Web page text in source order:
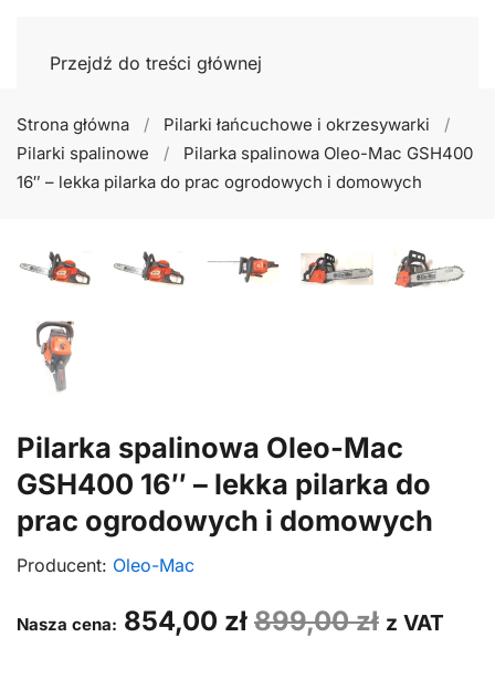
Przejdź do treści głównej
Strona główna
Pilarki łańcuchowe i okrzesywarki
Pilarki spalinowe
Pilarka spalinowa Oleo-Mac GSH400
16″ – lekka pilarka do prac ogrodowych i domowych
Pilarka spalinowa Oleo-Mac
GSH400 16″ – lekka pilarka do
prac ogrodowych i domowych
Producent: Oleo-Mac
Nasza cena: 854,00 zł 899,00zł z VAT